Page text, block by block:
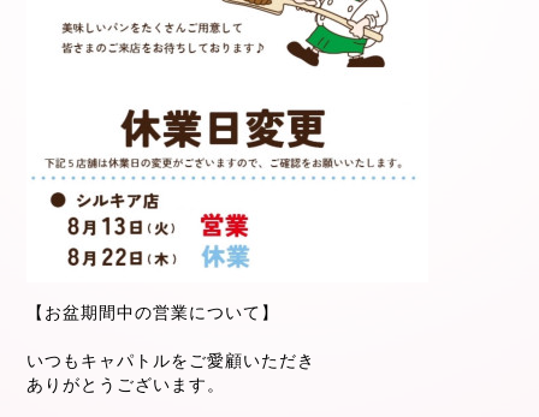
【お盆期間中の営業について】
いつもキャパトルをご愛顧いただき
ありがとうございます。